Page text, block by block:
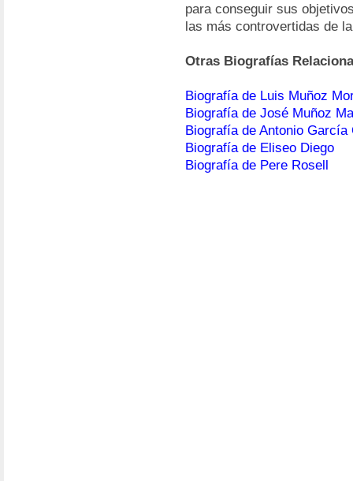
para conseguir sus
las más controvertidas de
Otras Biografías
Biografía de Luis Muñoz
Biografía de José Muñoz
Biografía de Antonio García
Biografía de Eliseo Diego
Biografía de Pere Rosell